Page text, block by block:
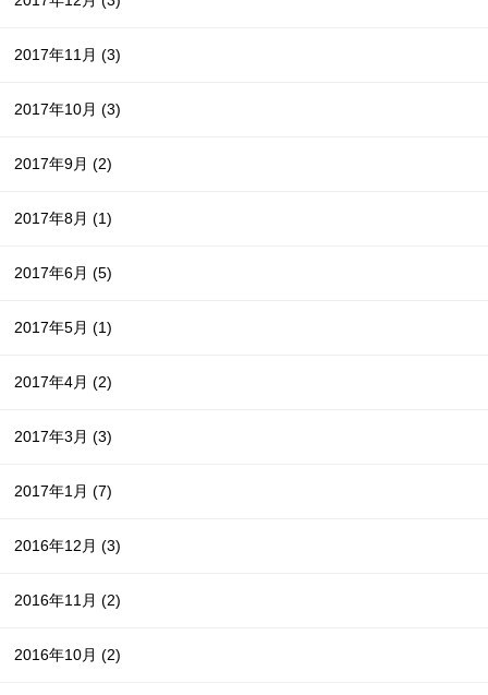
2017年11月(3)
2017年10月(3)
2017年9月(2)
2017年8月(1)
2017年6月(5)
2017年5月(1)
2017年4月(2)
2017年3月(3)
2017年1月(7)
2016年12月(3)
2016年11月(2)
2016年10月(2)